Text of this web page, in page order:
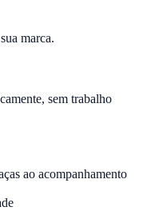
marca.
sem trabalho
ao acompanhamento